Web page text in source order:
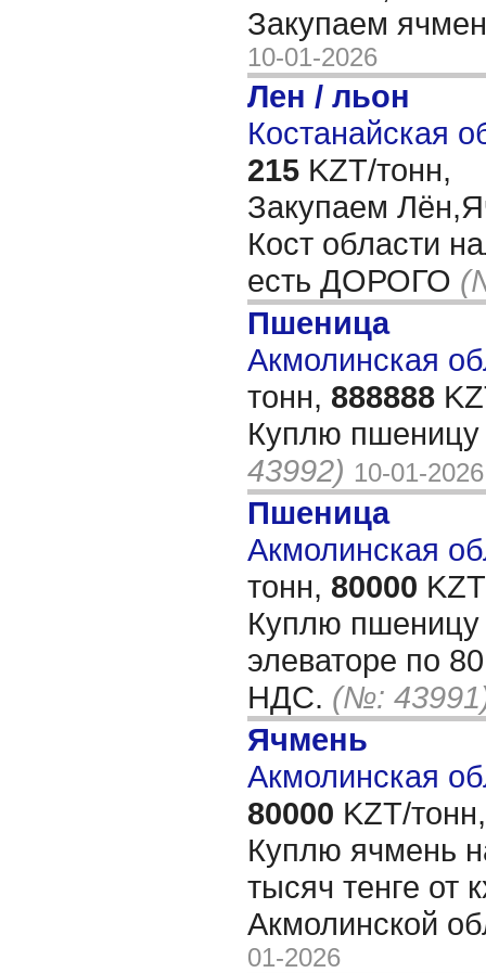
Закупаем
10-01-2026
Лен / льон
Костанайская
215 KZT/тонн,
Закупаем
Кост области
есть ДОРОГО
Пшеница
Акмолинская
тонн, 888888
Куплю
43992) 10-01-2026
Пшеница
Акмолинская
тонн, 80000
Куплю пшеницу
элеваторе по
НДС. (№:
Ячмень
Акмолинская
80000 KZT/тонн,
Куплю ячмень
тысяч тенге от
Акмолинской
01-2026